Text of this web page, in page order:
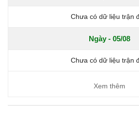
Chưa có dữ liệu trận
Ngày - 05/08
Chưa có dữ liệu trận
Xem thêm